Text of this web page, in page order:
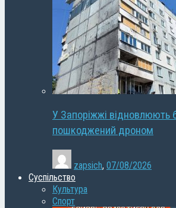
У Запоріжжі відновлюють
пошкоджений дроном
zapsich, 07/08/2026
Суспільство
Культура
Спорт